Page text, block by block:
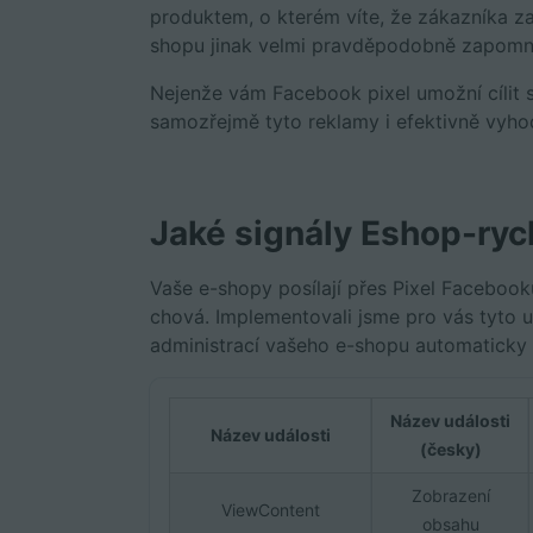
produktem, o kterém víte, že zákazníka
shopu jinak velmi pravděpodobně
Nejenže vám Facebook pixel umožní cílit
samozřejmě tyto reklamy i efektivně
Jaké signály Eshop-
Vaše e-shopy posílají přes Pixel
chová. Implementovali jsme pro vás tyto
administrací vašeho e-shopu
Název události
Název události
(česky)
ViewContent
Zobrazení
obsahu